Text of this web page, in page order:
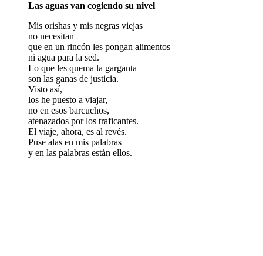
Las aguas van cogiendo su nivel
Mis orishas y mis negras viejas
no necesitan
que en un rincón les pongan alimentos
ni agua para la sed.
Lo que les quema la garganta
son las ganas de justicia.
Visto así,
los he puesto a viajar,
no en esos barcuchos,
atenazados por los traficantes.
El viaje, ahora, es al revés.
Puse alas en mis palabras
y en las palabras están ellos.